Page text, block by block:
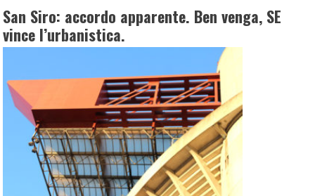
San Siro: accordo apparente. Ben venga, SE
vince l’urbanistica.